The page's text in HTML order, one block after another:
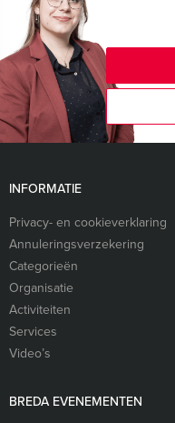
INFORMATIE
Privacy- en cookieverklaring
Annuleringsverzekering
Categorieën
Organisatie
Activiteiten
Services
Video’s
BREDA EVENEMENTEN